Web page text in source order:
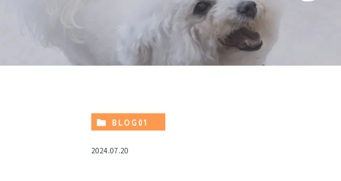
BLOG01
2024.07.20